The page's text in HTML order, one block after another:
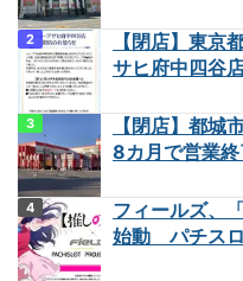
【閉店】東京
サヒ府中四谷
【閉店】都城
8カ月で営業
フィールズ、
始動 パチス